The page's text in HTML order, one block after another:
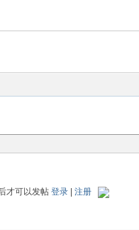
才可以发帖 登录| 注册